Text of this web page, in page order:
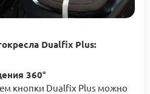
Dualfix Plus:
360°
кнопки Dualfix Plus можно